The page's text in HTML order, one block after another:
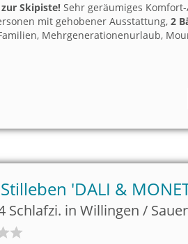
Skipiste! Sehr geräumiges
mit gehobener Ausstattung, 2
Mehrgenerationenurlaub,
'DALI &
Schlafzi. in Willingen /